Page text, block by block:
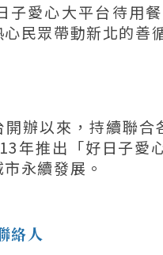
子愛心大平台待用
心民眾帶動新北的善
開辦以來，持續聯
年推出「好日子愛
永續發展。
絡人